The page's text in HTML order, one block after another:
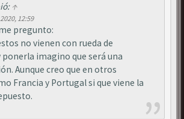
↑
12:59
pregunto:
no vienen con rueda de
ponerla imagino que será una
Aunque creo que en otros
Francia y Portugal si que viene la